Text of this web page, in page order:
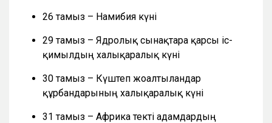
26 тамыз – Намибия күні
29 тамыз – Ядролық сынақтарға қарсы іс-
қимылдың халықаралық күні
30 тамыз – Күштеп жоғалтылғандар
құрбандарының халықаралық күні
31 тамыз – Африка текті адамдардың